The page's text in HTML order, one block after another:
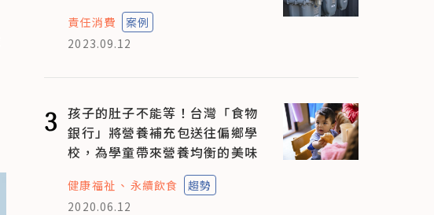
責任消費
案例
2023.09.12
3 孩子的肚子不能等！台灣「食物
銀行」將營養補充包送往偏鄉學
校，為學童帶來營養均衡的美味
健康福祉 永續飲食
趨勢
2020.06.12